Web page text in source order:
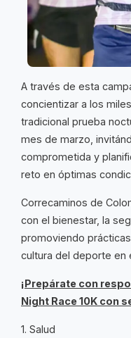
A través de esta
concientizar a los
tradicional prueba
mes de marzo,
comprometida y
reto en óptimas
Correcaminos de
con el bienestar, la
promoviendo
cultura del deporte en
¡Prepárate con
Night Race 10K con
1. Salud